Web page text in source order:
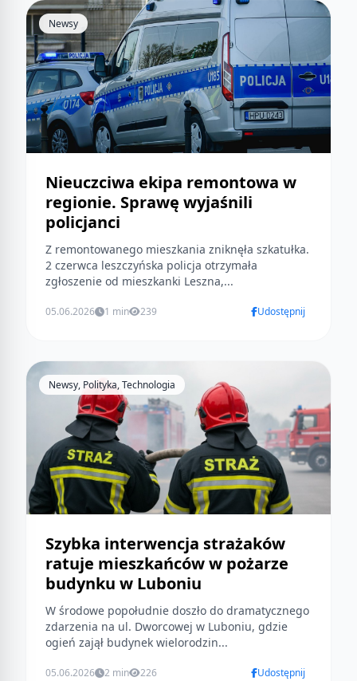
Newsy
Nieuczciwa ekipa remontowa w
regionie. Sprawę wyjaśnili
policjanci
Z remontowanego mieszkania zniknęła szkatułka.
2 czerwca leszczyńska policja otrzymała
zgłoszenie od mieszkanki Leszna,...
05.06.2026 1 min 239 Udostępnij
Newsy, Polityka, Technologia
Szybka interwencja strażaków
ratuje mieszkańców w pożarze
budynku w Luboniu
W środowe popołudnie doszło do dramatycznego
zdarzenia na ul. Dworcowej w Luboniu, gdzie
ogień zajął budynek wielorodzin...
05.06.2026 2 min 226 Udostępnij